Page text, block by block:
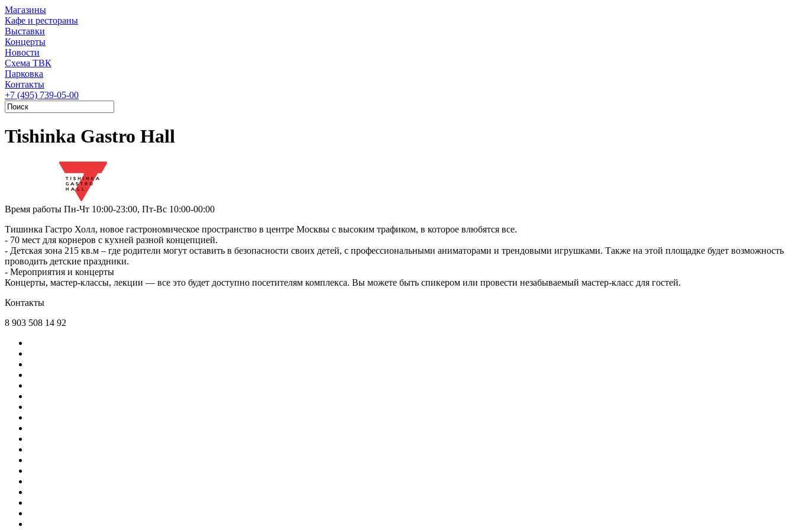
Магазины
Кафе и рестораны
Выставки
Концерты
Новости
Схема ТВК
Парковка
Контакты
+7 (495) 739-05-00
Tishinka Gastro Hall
Время работы Пн-Чт 10:00-23:00, Пт-Вс 10:00-00:00
Тишинка Гастро Холл, новое гастрономическое пространство в центре Москвы с высоким трафиком, в которое влюбятся все.
- 70 мест для корнеров с кухней разной концепцией.
- Детская зона 215 кв.м – где родители могут оставить в безопасности своих детей, с профессиональными аниматорами и трендовыми игрушками. Также на этой площадке будет возможность
проводить детские праздники.
- Мероприятия и концерты
Концерты, мастер-классы, лекции — все это будет доступно посетителям комплекса. Вы можете быть спикером или провести незабываемый мастер-класс для гостей.
Контакты
8 903 508 14 92